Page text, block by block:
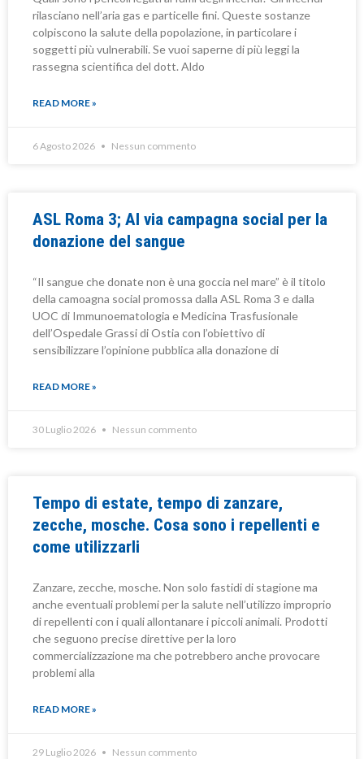
rilasciano nell’aria gas e particelle fini. Queste sostanze
colpiscono la salute della popolazione, in particolare i
soggetti più vulnerabili. Se vuoi saperne di più leggi la
rassegna scientifica del dott. Aldo
READ MORE »
6 Agosto 2026 Nessun commento
ASL Roma 3; Al via campagna social per la
donazione del sangue
“Il sangue che donate non è una goccia nel mare” è il titolo
della camoagna social promossa dalla ASL Roma 3 e dalla
UOC di Immunoematologia e Medicina Trasfusionale
dell’Ospedale Grassi di Ostia con l’obiettivo di
sensibilizzare l’opinione pubblica alla donazione di
READ MORE »
30 Luglio 2026 Nessun commento
Tempo di estate, tempo di zanzare,
zecche, mosche. Cosa sono i repellenti e
come utilizzarli
Zanzare, zecche, mosche. Non solo fastidi di stagione ma
anche eventuali problemi per la salute nell’utilizzo improprio
di repellenti con i quali allontanare i piccoli animali. Prodotti
che seguono precise direttive per la loro
commercializzazione ma che potrebbero anche provocare
problemi alla
READ MORE »
29 Luglio 2026 Nessun commento